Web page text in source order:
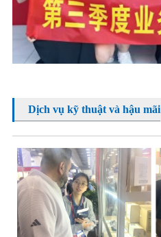
Dịch vụ kỹ thuật và hậu mãi